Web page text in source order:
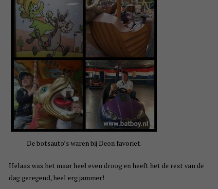
De botsauto’s waren bij Deon favoriet.
Helaas was het maar heel even droog en heeft het de rest van de
dag geregend, heel erg jammer!